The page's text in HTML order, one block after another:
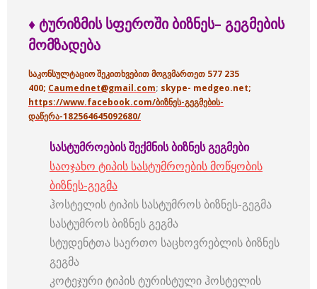
♦ ტურიზმის სფეროში ბიზნეს– გეგმების
მომზადება
საკონსულტაციო შეკითხვებით მოგვმართეთ 577 235
400; Caumednet@gmail.com; skype- medgeo.net;
https://www.facebook.com/ბიზნეს-გეგმების-
დაწერა-182564645092680/
სასტუმროებისშექმნისბიზნესგეგმები
საოჯახო ტიპის სასტუმროების მოწყობის
ბიზნეს-გეგმა
ჰოსტელის ტიპის სასტუმროს ბიზნეს-გეგმა
სასტუმროს ბიზნეს გეგმა
სტუდენტთა საერთო საცხოვრებლის ბიზნეს
გეგმა
კოტეჯური ტიპის ტურისტული ჰოსტელის